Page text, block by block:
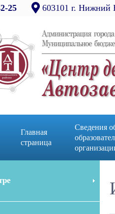
25 603101 г. Нижний
Главная
страница
Сведения